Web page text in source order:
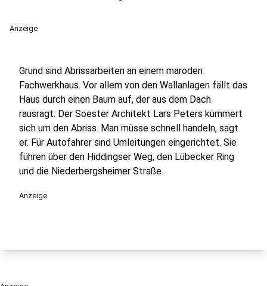
Anzeige
Grund sind Abrissarbeiten an einem maroden
Fachwerkhaus. Vor allem von den Wallanlagen fällt das
Haus durch einen Baum auf, der aus dem Dach
rausragt. Der Soester Architekt Lars Peters kümmert
sich um den Abriss. Man müsse schnell handeln, sagt
er. Für Autofahrer sind Umleitungen eingerichtet. Sie
führen über den Hiddingser Weg, den Lübecker Ring
und die Niederbergsheimer Straße.
Anzeige